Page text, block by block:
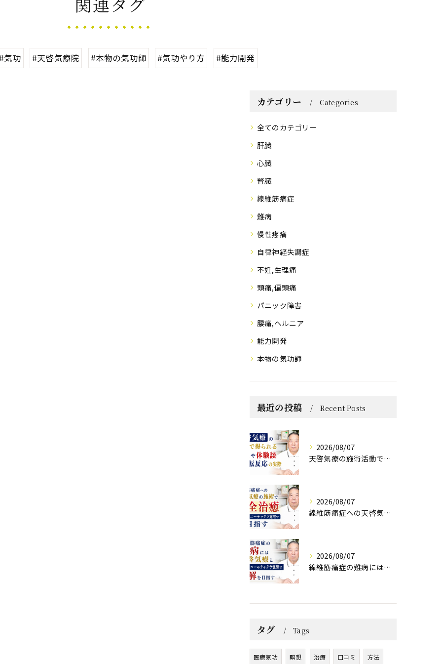
気功 #天啓気療院 #本物の気功師 #気功やり方 #能力開発
カテゴリー Categories
全てのカテゴリー
肝臓
心臓
腎臓
線維筋痛症
難病
慢性疼痛
自律神経失調症
不妊,生理痛
頭痛,偏頭痛
パニック障害
腰痛,ヘルニア
能力開発
本物の気功師
最近の投稿 Recent Posts
2026/08/07
天啓気療の施術活動で得られる効果や体験談と好転反応の実際
2026/08/07
線維筋痛症への天啓気療の施術で完全治癒クンダリニーチャクラ覚醒で目指す
2026/08/07
線維筋痛症の難病には天啓気療とクンダリニーやチャクラ覚醒で寛解を目指す
タグ Tags
医療気功 瞑想 治療 口コミ 方法